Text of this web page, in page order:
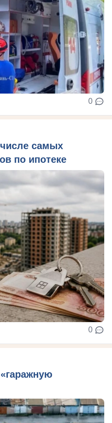
0
самых
по ипотеке
0